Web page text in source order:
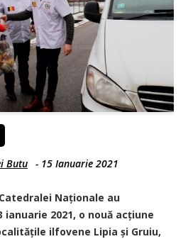
Butu - 15 Ianuarie 2021
Naționale au
2021, o nouă acțiune
ilfovene Lipia și Gruiu,